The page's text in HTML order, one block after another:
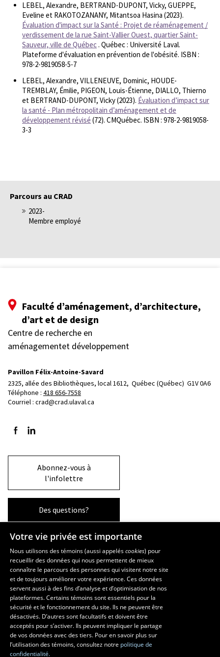
LEBEL, Alexandre, BERTRAND-DUPONT, Vicky, GUEPPE,
Eveline et RAKOTOZANANY, Mitantsoa Hasina (2023).
Évaluation d'impact sur la Santé : Projet de réaménagement /
verdissement de la rue Saint-Vallier Ouest, quartier Saint-
Sauveur, ville de Québec. Québec : Université Laval.
Plateforme d'évaluation en prévention de l'obésité. ISBN :
978-2-9819058-5-7
LEBEL, Alexandre, VILLENEUVE, Dominic, HOUDE-
TREMBLAY, Émilie, PIGEON, Louis-Étienne, DIALLO, Thierno
et BERTRAND-DUPONT, Vicky (2023). Évaluation d’impact sur
la santé - Plan métropolitain d’aménagement et de
développement révisé (72). CMQuébec. ISBN : 978-2-9819058-
3-3
Parcours au CRAD
2023-
Membre employé
Faculté d’aménagement, d’architecture,
d’art et de design
Centre de recherche en
aménagementet développement
Pavillon Félix-Antoine-Savard
2325, allée des Bibliothèques, local 1612, Québec (Québec)  G1V 0A6
Téléphone : 418 656-7558
Courriel : crad@crad.ulaval.ca
Suivez-nous sur Facebook
Suivez-nous sur LinkedIn
Abonnez-vous à
l'infolettre
Des questions?
La Faculté et ses écoles
Faculté d’aménagement, d’architecture, d’art et de design
École d’art
École supérieure d’aménagement du territoire et de développement
régional
École d’architecture
École de design
Votre vie privée est importante
Nous utilisons des témoins (aussi appeléscookies) pour
recueillir des données qui nous permettent de mieux
connaître le parcours des personnes qui visitent notre site
et de toujours améliorer votre expérience. Ces données
servent aussi à des fins d’analyse et d’optimisation de nos
plateformes. Certains témoins sont essentiels pour la
sécurité et le fonctionnement du site. Ils ne peuvent être
désactivés. D’autres sont facultatifs et doivent être
acceptés pour s’activer. Ils peuvent impliquer le partage
de vos données avec des tiers. Pour en savoir plus sur
l’utilisation des témoins, consultez notre politique de
confidentialité.